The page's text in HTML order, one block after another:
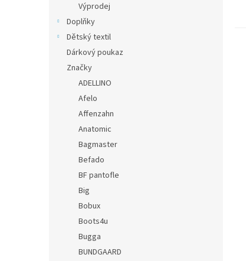
Výprodej
Doplňky
Dětský textil
Dárkový poukaz
Značky
ADELLINO
Afelo
Affenzahn
Anatomic
Bagmaster
Befado
BF pantofle
Big
Bobux
Boots4u
Bugga
BUNDGAARD